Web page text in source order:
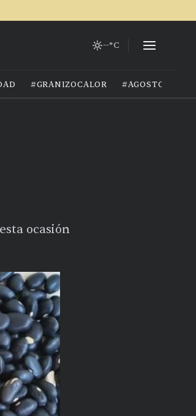
--°C
#GRANIZOCALOR #AGOSTO2026
ocasión